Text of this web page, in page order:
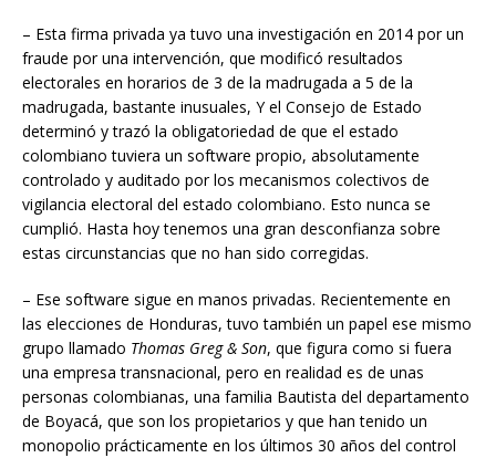
– Esta firma privada ya tuvo una investigación en 2014 por un
fraude por una intervención, que modificó resultados
electorales en horarios de 3 de la madrugada a 5 de la
madrugada, bastante inusuales, Y el Consejo de Estado
determinó y trazó la obligatoriedad de que el estado
colombiano tuviera un software propio, absolutamente
controlado y auditado por los mecanismos colectivos de
vigilancia electoral del estado colombiano. Esto nunca se
cumplió. Hasta hoy tenemos una gran desconfianza sobre
estas circunstancias que no han sido corregidas.
– Ese software sigue en manos privadas. Recientemente en
las elecciones de Honduras, tuvo también un papel ese mismo
grupo llamado Thomas Greg & Son, que figura como si fuera
una empresa transnacional, pero en realidad es de unas
personas colombianas, una familia Bautista del departamento
de Boyacá, que son los propietarios y que han tenido un
monopolio prácticamente en los últimos 30 años del control